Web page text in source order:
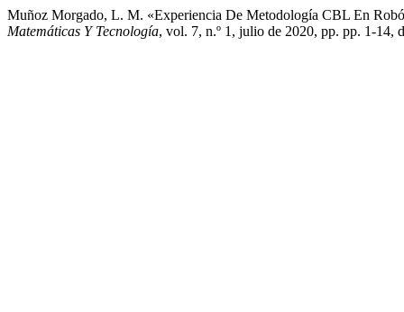
Muñoz Morgado, L. M. «Experiencia De Metodología CBL En
Matemáticas Y Tecnología, vol. 7, n.º 1, julio de 2020, pp. pp. 1-14,